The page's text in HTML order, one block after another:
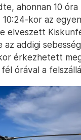
ahonnan 10 óra
kor az
elveszett
az addigi
érkezhetett
órával a